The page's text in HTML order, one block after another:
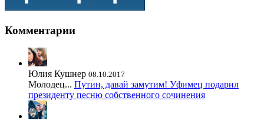
Комментарии
Юлия Кушнер 08.10.2017
Молодец... Путин, давай замутим! Уфимец подарил
президенту песню собственного сочинения